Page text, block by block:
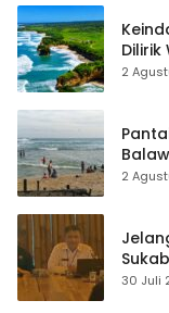
2
2
30 Juli